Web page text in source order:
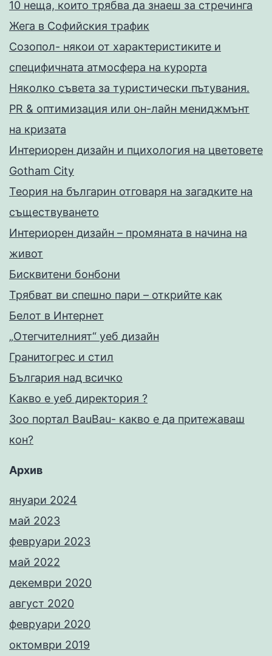
10 неща, които трябва да знаеш за стречинга
Жега в Софийския трафик
Созопол- някои от характеристиките и
специфичната атмосфера на курорта
Няколко съвета за туристически пътувания.
PR & оптимизация или он-лайн мениджмънт
на кризата
Интериорен дизайн и пцихология на цветовете
Gotham City
Теория на българин отговаря на загадките на
съществуването
Интериорен дизайн – промяната в начина на
живот
Бисквитени бонбони
Трябват ви спешно пари – открийте как
Белот в Интернет
„Отегчителният“ уеб дизайн
Гранитогрес и стил
България над всичко
Какво е уеб директория ?
Зоо портал BauBau- какво е да притежаваш
кон?
Архив
януари 2024
май 2023
февруари 2023
май 2022
декември 2020
август 2020
февруари 2020
октомври 2019